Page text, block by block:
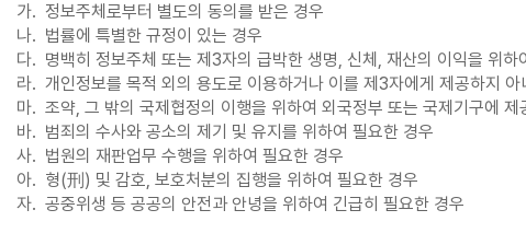
가. 정보주체로부터 별도의 동의를 받은 경우
나. 법률에 특별한 규정이 있는 경우
다. 명백히 정보주체 또는 제3자의 급박한 생명, 신체, 재산의 이익을 위하
라. 개인정보를 목적 외의 용도로 이용하거나 이를 제3자에게 제공하지
마. 조약, 그 밖의 국제협정의 이행을 위하여 외국정부 또는 국제기구에
바. 범죄의 수사와 공소의 제기 및 유지를 위하여 필요한 경우
사. 법원의 재판업무 수행을 위하여 필요한 경우
아. 형(刑) 및 감호, 보호처분의 집행을 위하여 필요한 경우
자. 공중위생 등 공공의 안전과 안녕을 위하여 긴급히 필요한 경우